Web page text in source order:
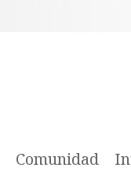
Comunidad